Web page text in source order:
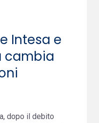
Intesa e
cambia
dopo il debito